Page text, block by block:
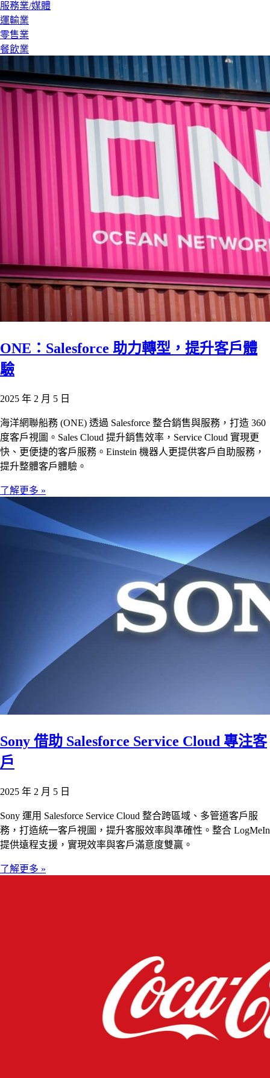
服務業/媒體
運輸業
零售業
餐飲業
ONE：Salesforce 助力轉型，提升客戶體
驗
2025 年 2 月 5 日
海洋網聯船務 (ONE) 透過 Salesforce 整合銷售與服務，打造 360
度客戶視圖。Sales Cloud 提升銷售效率，Service Cloud 實現更
快、更便捷的客戶服務。Einstein 機器人更提供客戶自助服務，
提升整體客戶體驗。
了解更多 »
Sony 借助 Salesforce Service Cloud 專注客
戶
2025 年 2 月 5 日
Sony 運用 Salesforce Service Cloud 整合跨區域、多管道客戶服
務，打造統一客戶視圖，提升客服效率與準確性。整合 LogMeIn
提供遠程支援，實現效率與客戶滿意度雙贏。
了解更多 »